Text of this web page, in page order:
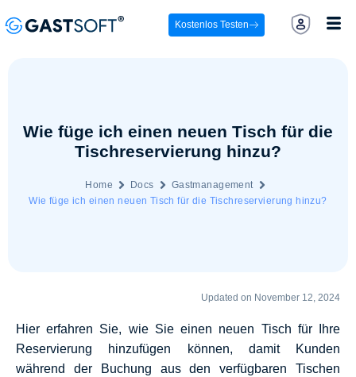
Kostenlos Testen
Wie füge ich einen neuen Tisch für die
Tischreservierung hinzu?
Home Docs
Gastmanagement
Wie füge ich einen neuen Tisch für die Tischreservierung hinzu?
Updated on November 12, 2024
Hier erfahren Sie, wie Sie einen neuen Tisch für Ihre
Reservierung hinzufügen können, damit Kunden
während der Buchung aus den verfügbaren Tischen